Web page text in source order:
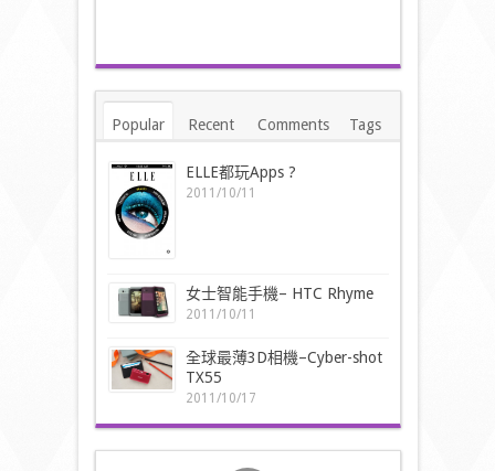
Popular Recent Comments Tags
ELLE都玩Apps ?
2011/10/11
女士智能手機– HTC Rhyme
2011/10/11
全球最薄3D相機–Cyber-shot
TX55
2011/10/17